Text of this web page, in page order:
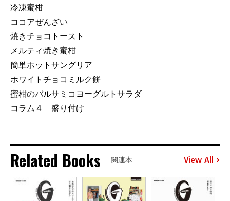
冷凍蜜柑
ココアぜんざい
焼きチョコトースト
メルティ焼き蜜柑
簡単ホットサングリア
ホワイトチョコミルク餅
蜜柑のバルサミコヨーグルトサラダ
コラム４ 盛り付け
Related Books 関連本 View All